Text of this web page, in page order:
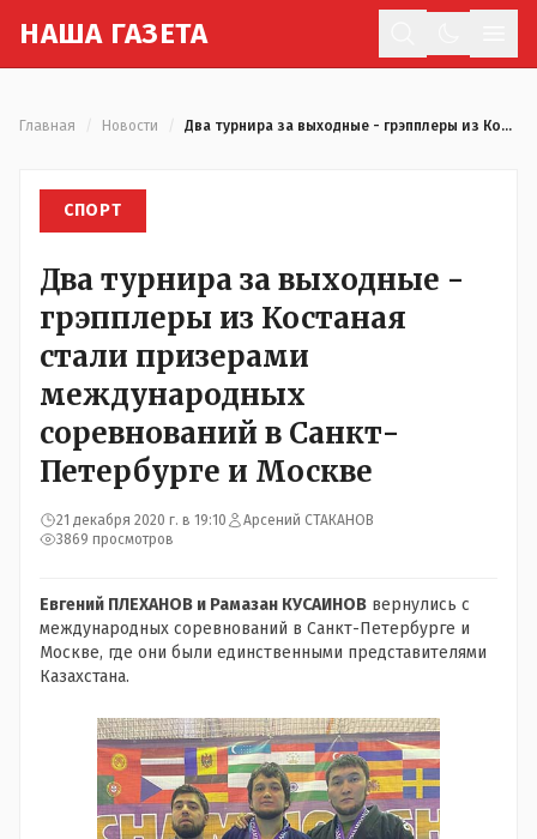
НАША ГАЗЕТА
Главная Новости Два турнира за выходные - грэпплеры из Костаная стали призерами международных соревнований в Санкт-Петербурге и Москве
СПОРТ
Два турнира за выходные -
грэпплеры из Костаная
стали призерами
международных
соревнований в Санкт-
Петербурге и Москве
21 декабря 2020 г. в 19:10
Арсений СТАКАНОВ
3869 просмотров
Евгений ПЛЕХАНОВ и Рамазан КУСАИНОВ вернулись с
международных соревнований в Санкт-Петербурге и
Москве, где они были единственными представителями
Казахстана.